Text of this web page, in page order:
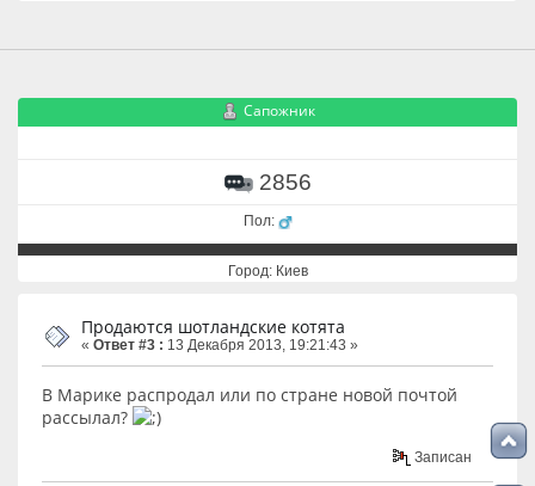
Сапожник
2856
Пол:
Город: Киев
Продаются шотландские котята
« Ответ #3 : 13 Декабря 2013, 19:21:43 »
В Марике распродал или по стране новой почтой
рассылал?
Записан